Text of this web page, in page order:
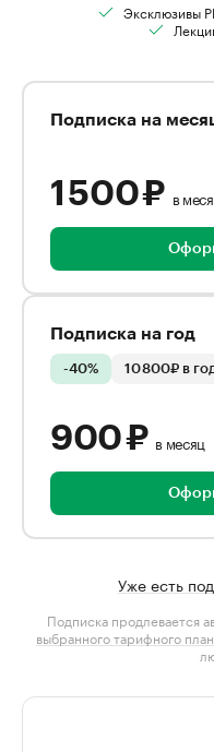
Эксклюзивы
Подписка на
1 500 ₽ в
Подписка на год
-40% 10 800₽ в
900 ₽ в месяц
Уже есть
Подписка продлевается
выбранного тарифного